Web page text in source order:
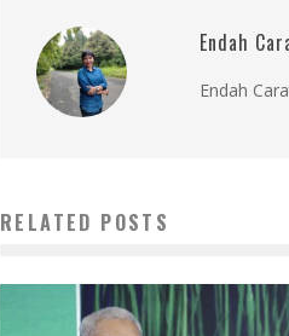
Endah
Endah
RELATED POSTS